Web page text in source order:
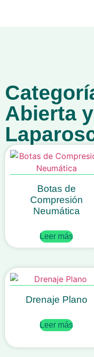
Abierta y
Botas de
Compresión
Neumática
Leer más
Drenaje Plano
Leer más